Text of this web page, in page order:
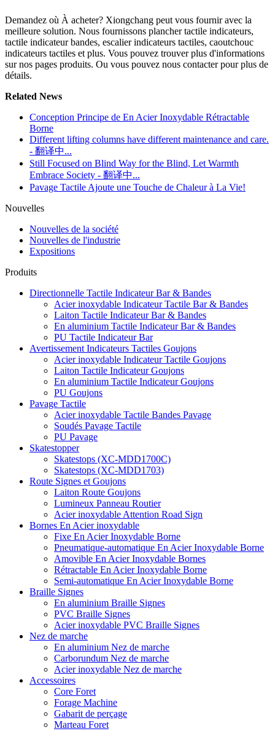
Demandez où À acheter? Xiongchang peut vous fournir avec la
meilleure solution. Nous fournissons plancher tactile indicateurs,
tactile indicateur bandes, escalier indicateurs tactiles, caoutchouc
indicateurs tactiles et plus. Vous pouvez trouver plus d'informations
sur nos pages produits. Ou vous pouvez nous contacter pour plus de
détails.
Related News
Conception Principe de En Acier Inoxydable Rétractable
Borne
Different lifting columns have different maintenance and care.
- 翻译中...
Still Focused on Blind Way for the Blind, Let Warmth
Embrace Society - 翻译中...
Pavage Tactile Ajoute une Touche de Chaleur à La Vie!
Nouvelles
Nouvelles de la société
Nouvelles de l'industrie
Expositions
Produits
Directionnelle Tactile Indicateur Bar & Bandes
Acier inoxydable Indicateur Tactile Bar & Bandes
Laiton Tactile Indicateur Bar & Bandes
En aluminium Tactile Indicateur Bar & Bandes
PU Tactile Indicateur Bar
Avertissement Indicateurs Tactiles Goujons
Acier inoxydable Indicateur Tactile Goujons
Laiton Tactile Indicateur Goujons
En aluminium Tactile Indicateur Goujons
PU Goujons
Pavage Tactile
Acier inoxydable Tactile Bandes Pavage
Soudés Pavage Tactile
PU Pavage
Skatestopper
Skatestops (XC-MDD1700C)
Skatestops (XC-MDD1703)
Route Signes et Goujons
Laiton Route Goujons
Lumineux Panneau Routier
Acier inoxydable Attention Road Sign
Bornes En Acier inoxydable
Fixe En Acier Inoxydable Borne
Pneumatique-automatique En Acier Inoxydable Borne
Amovible En Acier Inoxydable Bornes
Rétractable En Acier Inoxydable Borne
Semi-automatique En Acier Inoxydable Borne
Braille Signes
En aluminium Braille Signes
PVC Braille Signes
Acier inoxydable PVC Braille Signes
Nez de marche
En aluminium Nez de marche
Carborundum Nez de marche
Acier inoxydable Nez de marche
Accessoires
Core Foret
Forage Machine
Gabarit de perçage
Marteau Foret